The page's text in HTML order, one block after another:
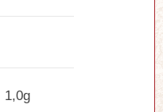
1,0g